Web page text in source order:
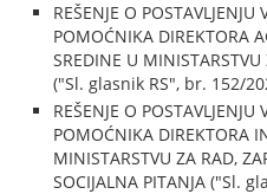
REŠENJE O
POMOĆNIKA DIREKTORA
SREDINE U
("Sl. glasnik RS", br. 152/
REŠENJE O
POMOĆNIKA DIREKTORA
MINISTARSTVU ZA RAD,
SOCIJALNA PITANJA ("Sl.